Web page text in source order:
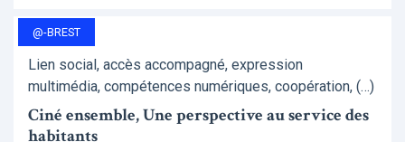
@-BREST
Lien social, accès accompagné, expression
multimédia, compétences numériques, coopération, (…)
Ciné ensemble, Une perspective au service des
habitants